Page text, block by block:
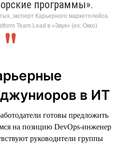
программы».
эксперт Карьерного маркетплейса
Team Lead в «Звук» (ex. Окко)
в ИТ
готовы предложить
на позицию DevOps-инженер
руководители группы